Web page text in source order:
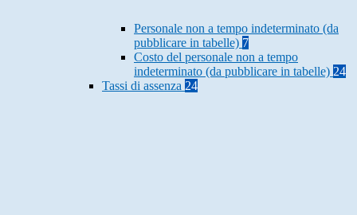
Personale non a tempo indeterminato (da
pubblicare in tabelle) 7
Costo del personale non a tempo
indeterminato (da pubblicare in tabelle) 24
Tassi di assenza 24